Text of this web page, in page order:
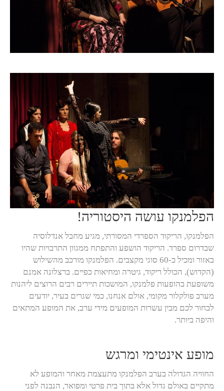
הפלמנקו עושה היסטוריה!
הפלמנקו, הריקוד הספרדי המסורתי, מגיע מחבל אנדלוסיה
שבדרום ספרד. הריקוד הושפע והתפתח ממגוון התרבויות שהיו
באזור ומכיל כ-60 סוגי מקצבים. הפלמנקו מורכב מהשילוש
(הקדוש), הכולל ריקוד, גיטרה ומחיאות כפיים. ברצלונה אמנם
משופעת בהופעות פלמנקו, המושכות תיירים רבים הרוצים ליהנות
מערב פולקלור מקומי, אולם אנחנו, כמי שגרים בעיר, יודעים
לבחור לכם מבין עשרות המופעים מידי ערב, את המופע המתאים
והיפה ביותר.
מופע אינטימי ומרגש
החוויה הגדולה בערב הפלמנקו מתעצמת מאחר והמופע לא
מתקיים באולם גדול אלא בתוך בית פרטי ומפואר, הנבנה לפני